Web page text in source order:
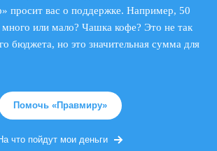
просит вас о поддержке. Например, 50
много или мало? Чашка кофе? Это не так
бюджета, но это значительная сумма для
Помочь «Правмиру»
что пойдут мои деньги